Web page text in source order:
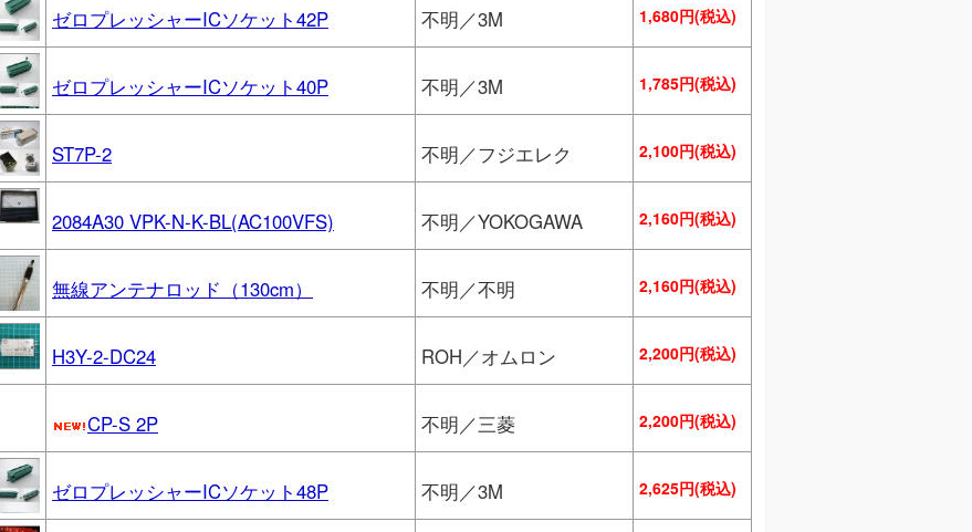
ゼロプレッシャーICソケット42P 不明／3M 1,680円(税込)
ゼロプレッシャーICソケット40P 不明／3M 1,785円(税込)
ST7P-2 不明／フジエレク 2,100円(税込)
2084A30 VPK-N-K-BL(AC100VFS) 不明／YOKOGAWA 2,160円(税込)
無線アンテナロッド（130cm） 不明／不明 2,160円(税込)
H3Y-2-DC24 ROH／オムロン 2,200円(税込)
CP-S 2P 不明／三菱 2,200円(税込)
ゼロプレッシャーICソケット48P 不明／3M 2,625円(税込)